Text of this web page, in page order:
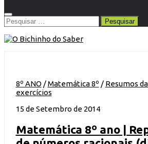
Pesquisar
por:
8º ANO /Matemática 8º / Resumos
exercícios
15 de Setembro de 2014
Matemática 8º ano |